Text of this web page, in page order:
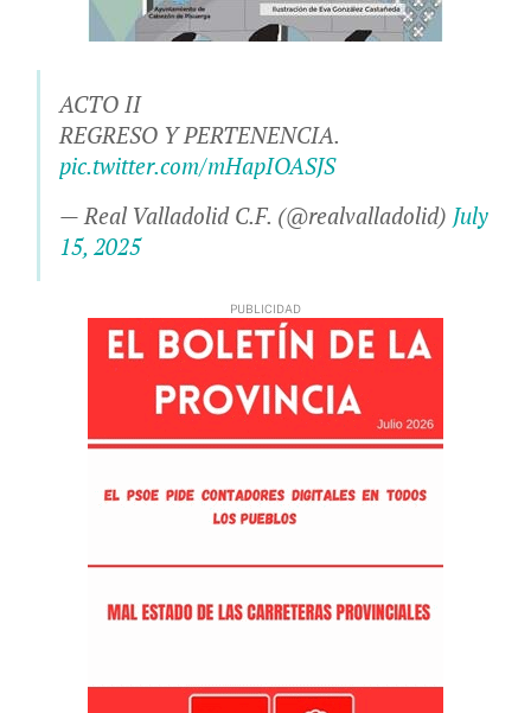
ACTO II
REGRESO Y PERTENENCIA.
pic.twitter.com/mHapIOASJS
— Real Valladolid C.F. (@realvalladolid) July
15, 2025